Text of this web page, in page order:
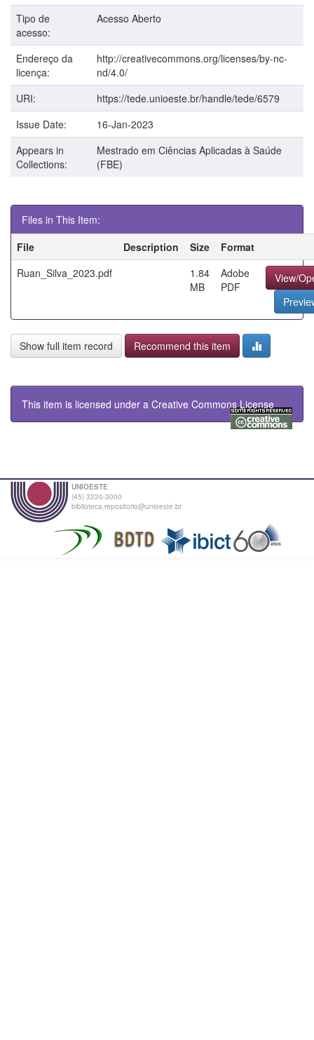
Tipo de
acesso:
Acesso Aberto
Endereço da
licença:
http://creativecommons.org/licenses/by-nc-
nd/4.0/
URI:
https://tede.unioeste.br/handle/tede/6579
Issue Date:
16-Jan-2023
Appears in
Collections:
Mestrado em Ciências Aplicadas à Saúde
(FBE)
Files in This Item:
File
Description Size
Format
Ruan_Silva_2023.pdf
1.84
MB
Adobe
PDF
View/
Show full item record Recommend this item
This item is licensed under a Creative Commons License
UNIOESTE
(45) 3220-3000
biblioteca.repositorio@unioeste.br